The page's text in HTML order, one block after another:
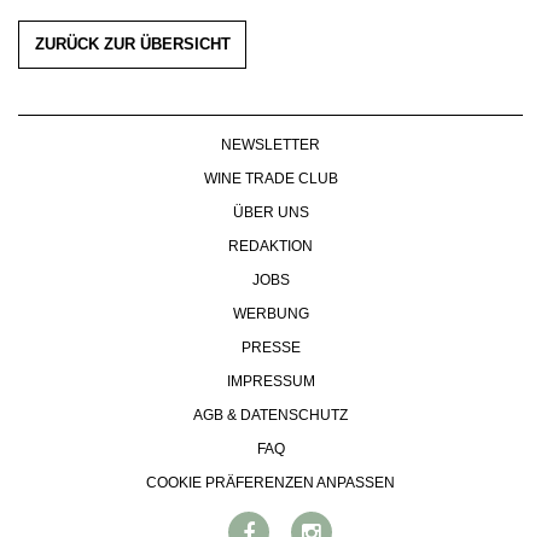
ZURÜCK ZUR ÜBERSICHT
NEWSLETTER
WINE TRADE CLUB
ÜBER UNS
REDAKTION
JOBS
WERBUNG
PRESSE
IMPRESSUM
AGB & DATENSCHUTZ
FAQ
COOKIE PRÄFERENZEN ANPASSEN